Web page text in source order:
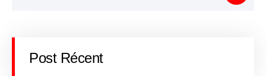
Post Récent